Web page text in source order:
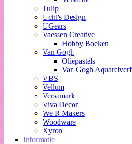
Tulip
Uchi's Design
UGears
Vaessen Creative
Hobby Boeken
Van Gogh
Oliepastels
Van Gogh Aquarelverf
VBS
Vellum
Versamark
Viva Decor
We R Makers
Woodware
Xyron
Informatie